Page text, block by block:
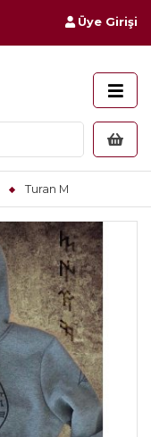
Üye Girişi
Turan M